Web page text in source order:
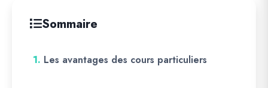
Sommaire
1. Les avantages des cours particuliers